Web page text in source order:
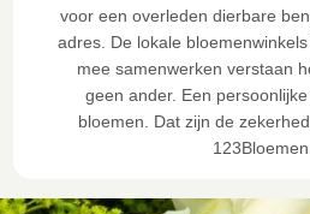
voor een overleden dierbare
adres. De lokale
mee samenwerken verstaan
geen ander. Een
bloemen. Dat zijn de